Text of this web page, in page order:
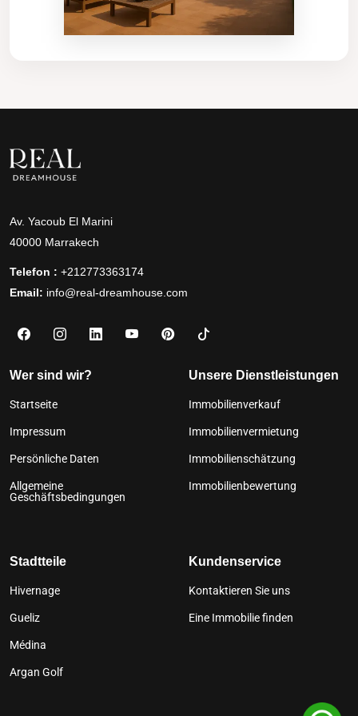
Av. Yacoub El Marini
40000 Marrakech
Telefon : +212773363174
Email: info@real-dreamhouse.com
Wer sind wir?
Startseite
Impressum
Persönliche Daten
Allgemeine
Geschäftsbedingungen
Unsere Dienstleistungen
Immobilienverkauf
Immobilienvermietung
Immobilienschätzung
Immobilienbewertung
Stadtteile
Hivernage
Gueliz
Médina
Argan Golf
Kundenservice
Kontaktieren Sie uns
Eine Immobilie finden